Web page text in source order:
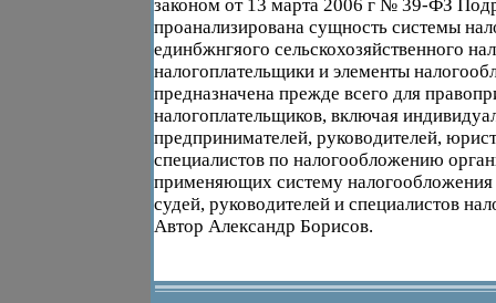
законом от 13 марта 2006 г № 39-ФЗ
проанализирована сущность системы
единбжнгяого сельскохозяйственного
налогоплательщики и элементы
предназначена прежде всего для
налогоплательщиков, включая
предпринимателей, руководителей,
специалистов по налогообложению
применяющих систему
судей, руководителей и специалистов
Автор Александр Борисов.